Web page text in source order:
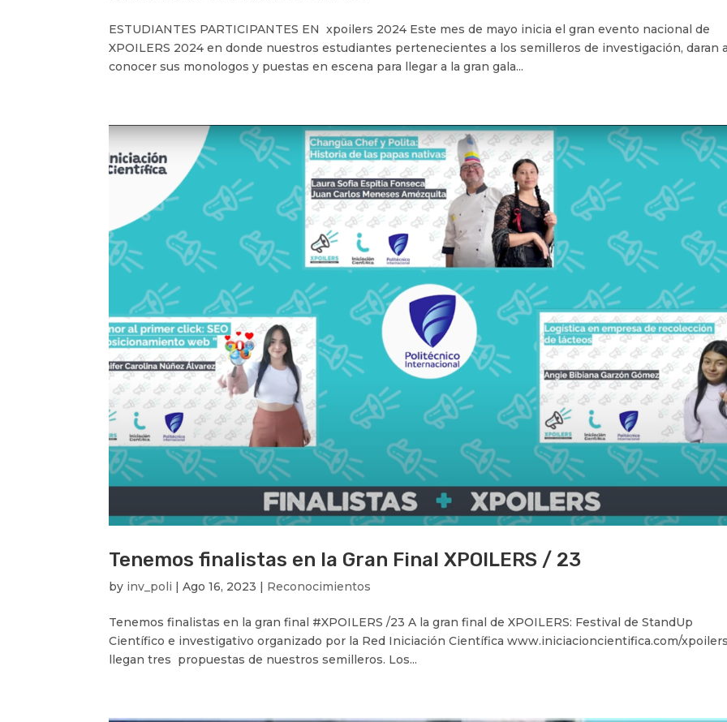
ESTUDIANTES PARTICIPANTES EN xpoilers 2024 Este mes de mayo inicia el gran evento nacional de
XPOILERS 2024 en donde nuestros estudiantes pertenecientes a los semilleros de investigación, daran
conocer sus monologos y puestas en escena para llegar a la gran gala...
Tenemos finalistas en la Gran Final XPOILERS / 23
by inv_poli |Ago 16, 2023 Reconocimientos
Tenemos finalistas en la gran final #XPOILERS /23 A la gran final de XPOILERS: Festival de StandUp
Científico e investigativo organizado por la Red Iniciación Científica www.iniciacioncientifica.com/
llegan tres propuestas de nuestros semilleros. Los...